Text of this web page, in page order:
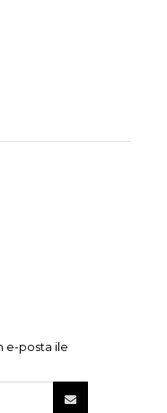
e-posta ile